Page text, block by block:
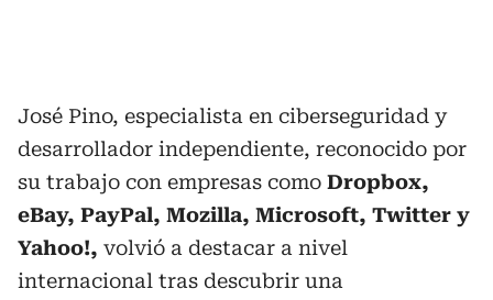
José Pino, especialista en ciberseguridad y
desarrollador independiente, reconocido por
su trabajo con empresas como Dropbox,
eBay, PayPal, Mozilla, Microsoft, Twitter y
Yahoo!, volvió a destacar a nivel
internacional tras descubrir una